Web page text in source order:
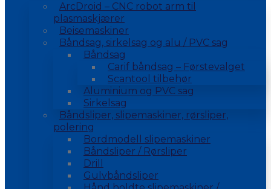
ArcDroid – CNC robot arm til
plasmaskjærer
Beisemaskiner
Båndsag, sirkelsag og alu / PVC sag
Båndsag
Carif båndsag – Førstevalget
Scantool tilbehør
Aluminium og PVC sag
Sirkelsag
Båndsliper, slipemaskiner, rørsliper,
polering
Bordmodell slipemaskiner
Båndsliper / Rørsliper
Drill
Gulvbåndsliper